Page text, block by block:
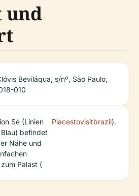
und
Beviláqua, s/nº, São Paulo,
010
Sé (Linien
befindet
Nähe und
Palast (
Placestovisitbrazil).